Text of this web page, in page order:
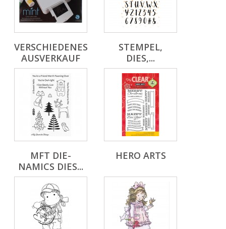
VERSCHIEDENES
AUSVERKAUF
STEMPEL,
DIES,...
MFT DIE-
NAMICS DIES...
HERO ARTS